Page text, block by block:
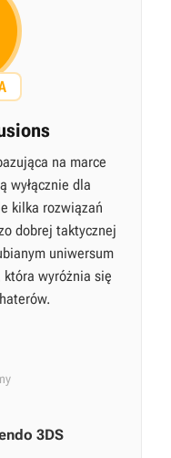
na marce
wyłącznie dla
kilka rozwiązań
dobrej taktycznej
uniwersum
wyróżnia się
3DS